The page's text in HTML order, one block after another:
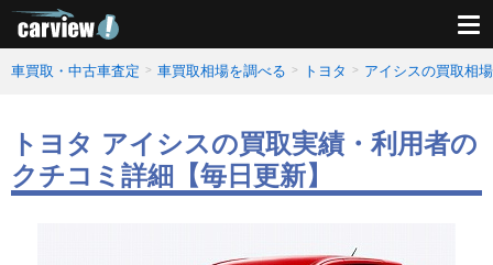
車買取・中古車査定 車買取相場を調べる トヨタ アイシスの買取相
トヨタ アイシスの買取実績・利用者の
クチコミ詳細【毎日更新】